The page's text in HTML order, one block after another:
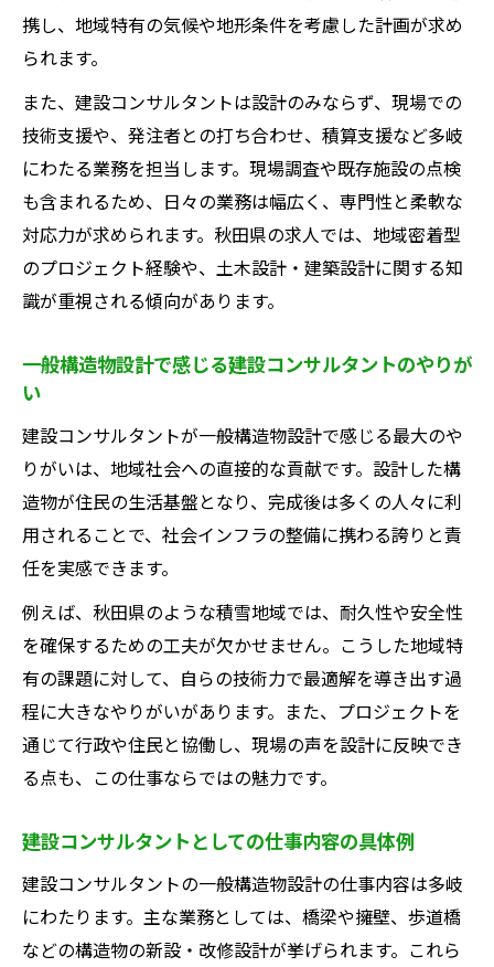
携し、地域特有の気候や地形条件を考慮した計画が求め
られます。
また、建設コンサルタントは設計のみならず、現場での
技術支援や、発注者との打ち合わせ、積算支援など多岐
にわたる業務を担当します。現場調査や既存施設の点検
も含まれるため、日々の業務は幅広く、専門性と柔軟な
対応力が求められます。秋田県の求人では、地域密着型
のプロジェクト経験や、土木設計・建築設計に関する知
識が重視される傾向があります。
一般構造物設計で感じる建設コンサルタントのやりが
い
建設コンサルタントが一般構造物設計で感じる最大のや
りがいは、地域社会への直接的な貢献です。設計した構
造物が住民の生活基盤となり、完成後は多くの人々に利
用されることで、社会インフラの整備に携わる誇りと責
任を実感できます。
例えば、秋田県のような積雪地域では、耐久性や安全性
を確保するための工夫が欠かせません。こうした地域特
有の課題に対して、自らの技術力で最適解を導き出す過
程に大きなやりがいがあります。また、プロジェクトを
通じて行政や住民と協働し、現場の声を設計に反映でき
る点も、この仕事ならではの魅力です。
建設コンサルタントとしての仕事内容の具体例
建設コンサルタントの一般構造物設計の仕事内容は多岐
にわたります。主な業務としては、橋梁や擁壁、歩道橋
などの構造物の新設・改修設計が挙げられます。これら